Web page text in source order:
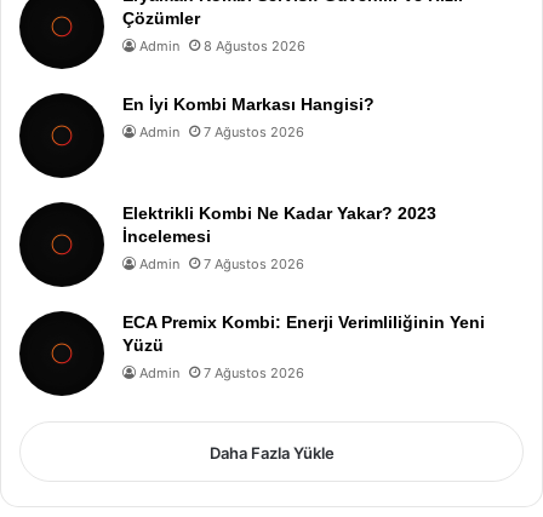
Çözümler
Admin 8 Ağustos 2026
En İyi Kombi Markası Hangisi?
Admin 7 Ağustos 2026
Elektrikli Kombi Ne Kadar Yakar? 2023
İncelemesi
Admin 7 Ağustos 2026
ECA Premix Kombi: Enerji Verimliliğinin Yeni
Yüzü
Admin 7 Ağustos 2026
Daha Fazla Yükle